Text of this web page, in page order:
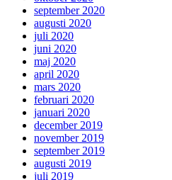
september 2020
augusti 2020
juli 2020
juni 2020
maj 2020
april 2020
mars 2020
februari 2020
januari 2020
december 2019
november 2019
september 2019
augusti 2019
juli 2019